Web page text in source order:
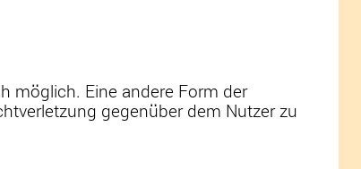
möglich. Eine andere Form der
gegenüber dem Nutzer zu